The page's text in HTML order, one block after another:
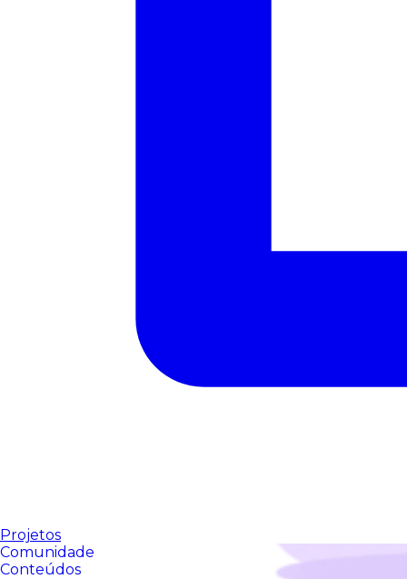
Projetos
Comunidade
Conteúdos